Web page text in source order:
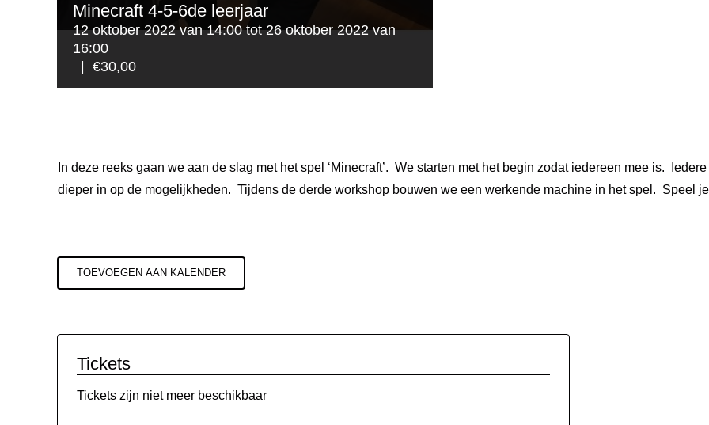
Minecraft 4-5-6de leerjaar
12 oktober 2022 van 14:00tot26 oktober 2022 van
16:00
€30,00
In deze reeks gaan we aan de slag met het spel ‘Minecraft’. We starten met het begin zodat iedereen mee is.
dieper in op de mogelijkheden. Tijdens de derde workshop bouwen we een werkende machine in het spel. Speel
TOEVOEGEN AAN KALENDER
Tickets
Tickets zijn niet meer beschikbaar